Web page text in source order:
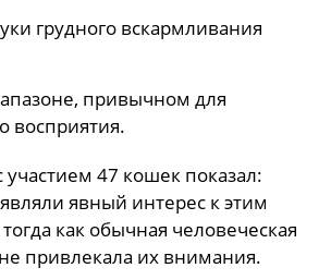
грудного вскармливания
привычном для
восприятия.
47 кошек показал:
явный интерес к этим
как обычная человеческая
привлекала их внимания.